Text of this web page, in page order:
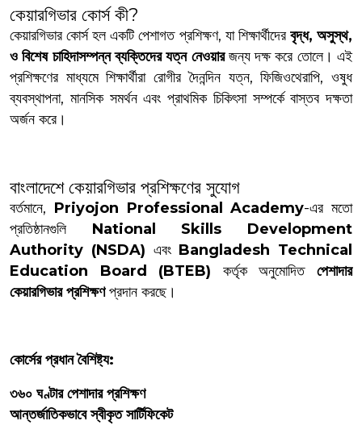
কেয়ারগিভার কোর্স কী?
কেয়ারগিভার কোর্স হল একটি পেশাগত প্রশিক্ষণ, যা শিক্ষার্থীদেরবৃদ্ধ, অসুস্থ,
ও বিশেষ চাহিদাসম্পন্ন ব্যক্তিদের যত্ন নেওয়ারজন্য দক্ষ করে তোলে। এই
প্রশিক্ষণের মাধ্যমে শিক্ষার্থীরা রোগীর দৈনন্দিন যত্ন, ফিজিওথেরাপি, ওষুধ
ব্যবস্থাপনা, মানসিক সমর্থন এবং প্রাথমিক চিকিৎসা সম্পর্কে বাস্তব দক্ষতা
অর্জন করে।
বাংলাদেশে কেয়ারগিভার প্রশিক্ষণের সুযোগ
বর্তমানে, Priyojon Professional Academy-এর মতো
প্রতিষ্ঠানগুলি National Skills Development
Authority (NSDA) এবং Bangladesh Technical
Education Board (BTEB) কর্তৃক অনুমোদিতপেশাদার
কেয়ারগিভার প্রশিক্ষণপ্রদান করছে।
কোর্সের প্রধান বৈশিষ্ট্য:
৩৬০ ঘণ্টার পেশাদার প্রশিক্ষণ
আন্তর্জাতিকভাবে স্বীকৃত সার্টিফিকেট